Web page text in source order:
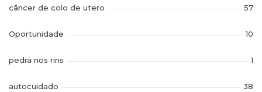
câncer de colo de utero 57
Oportunidade 10
pedra nos rins 1
autocuidado 38